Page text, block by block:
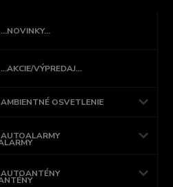
...NOVINKY...
...AKCIE/VÝPREDAJ...
AMBIENTNÉ OSVETLENIE
AUTOALARMY
AUTOANTÉNY